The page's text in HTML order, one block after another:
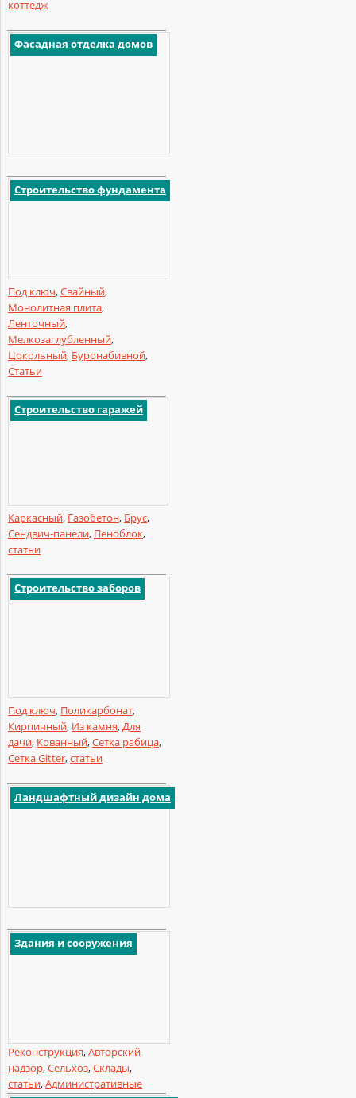
коттедж
Фасадная отделка домов
Строительство фундамента
Под ключ,Свайный,
Монолитная плита,
Ленточный,
Мелкозаглубленный,
Цокольный, Буронабивной,
Статьи
Строительство гаражей
Каркасный, Газобетон, Брус,
Сендвич-панели, Пеноблок,
статьи
Строительство заборов
Под ключ, Поликарбонат,
Кирпичный, Из камня,Для
дачи, Кованный,Сетка рабица,
Сетка Gitter,статьи
Ландшафтный дизайн дома
Здания и сооружения
Реконструкция,Авторский
надзор,Сельхоз,Склады,
статьи,Административные